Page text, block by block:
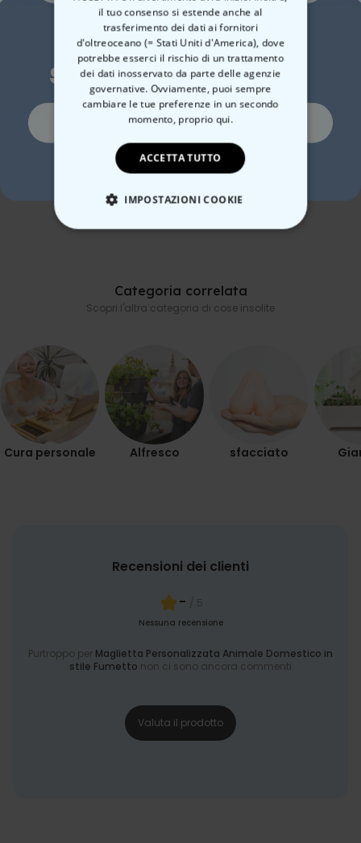
e scrivere un piccolo testo sotto (ad esempio il nome dell'animale).
Se avete più di un animale domestico, potete includere anche loro.
Non fateli ingelosire.
Condizioni di lavoro eque e produzione rispettosa del clima
Imballaggio ecologico
Stampato in Austria
Sono possibili scostamenti dimensionali fino a circa il +/-5%
rispetto alla tabella delle taglie
Copertina Personalizzata Profumatore Auto
Personalizzato con
19,99 €
Categoria correlata
Scopri l'altra categoria di cose insolite
Cura personale Alfresco sfacciato
Recensioni dei clienti
- / 5
Nessuna recensione
Purtroppo per Maglietta Personalizzata Animale Domestico in
stile Fumetto non ci sono ancora commenti
Valuta il prodotto
il tuo consenso si estende anche al
trasferimento dei dati ai fornitori
d'oltreoceano (= Stati Uniti d'America), dove
potrebbe esserci il rischio di un trattamento
dei dati inosservato da parte delle agenzie
governative. Ovviamente, puoi sempre
cambiare le tue preferenze in un secondo
momento, proprio qui.
ACCETTA TUTTO
IMPOSTAZIONI COOKIE
MARKETING
Vuoi uno
sconto del 10%?
Si, certo!
No, non mi piacciono gli sconti